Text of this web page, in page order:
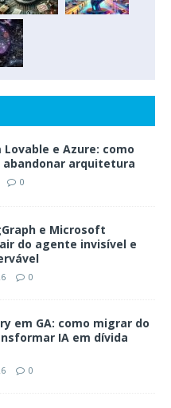
Lovable e Azure: como
abandonar arquitetura
0
e Microsoft
do agente invisível e
0
em GA: como migrar do
IA em dívida
0